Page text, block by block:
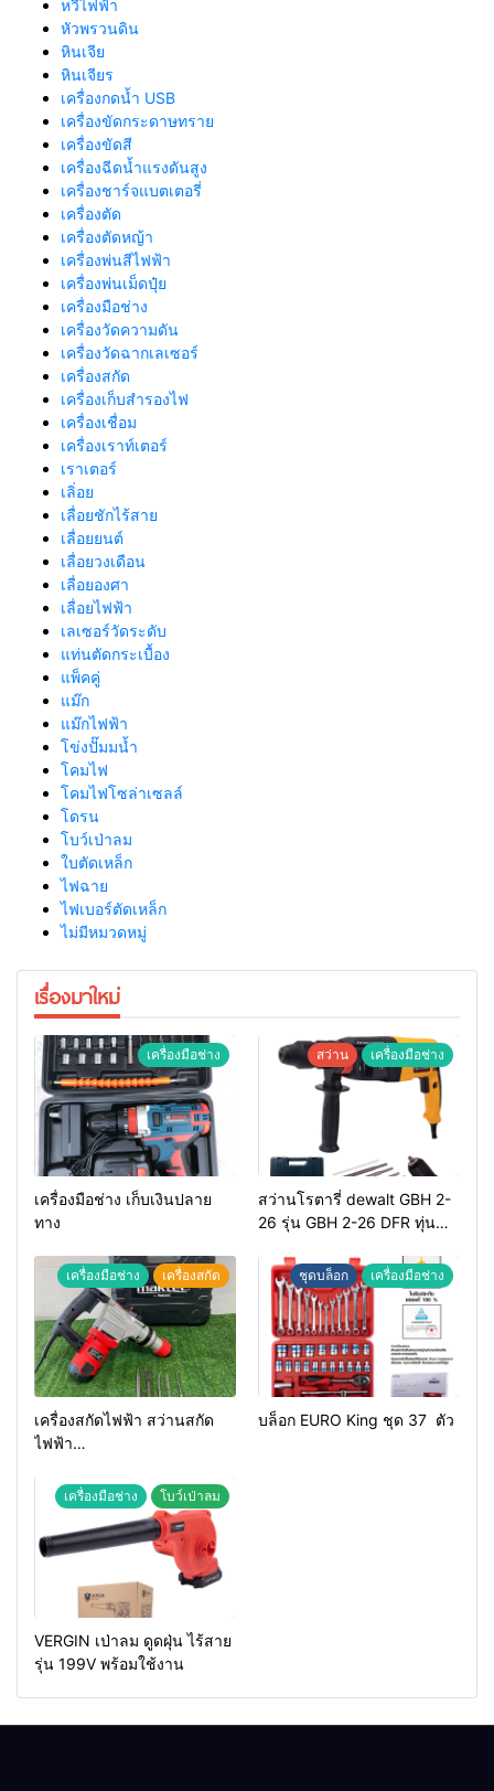
หวีไฟฟ้า
หัวพรวนดิน
หินเจีย
หินเจียร
เครื่องกดน้ำ USB
เครื่องขัดกระดาษทราย
เครื่องขัดสี
เครื่องฉีดน้ำแรงดันสูง
เครื่องชาร์จแบตเตอรี่
เครื่องตัด
เครื่องตัดหญ้า
เครื่องพ่นสีไฟฟ้า
เครื่องพ่นเม็ดปุ๋ย
เครื่องมือช่าง
เครื่องวัดความดัน
เครื่องวัดฉากเลเซอร์
เครื่องสกัด
เครื่องเก็บสํารองไฟ
เครื่องเชื่อม
เครื่องเราท์เตอร์
เราเตอร์
เลิ่อย
เลื่อยชักไร้สาย
เลื่อยยนต์
เลื่อยวงเดือน
เลื่อยองศา
เลื่อยไฟฟ้า
เลเซอร์วัดระดับ
แท่นตัดกระเบื้อง
แพ็คคู่
แม๊ก
แม๊กไฟฟ้า
โข่งปั๊มมน้ำ
โคมไฟ
โคมไฟโซล่าเซลล์
โดรน
โบว์เป่าลม
ใบตัดเหล็ก
ไฟฉาย
ไฟเบอร์ตัดเหล็ก
ไม่มีหมวดหมู่
เรื่องมาใหม่
เครื่องมือช่าง
เครื่องมือช่าง เก็บเงินปลาย
ทาง
สว่าน เครื่องมือช่าง
สว่านโรตารี่ dewalt GBH 2-
26 รุ่น GBH 2-26 DFR ทุ่น
เครื่องมือช่าง เครื่องสกัด
เครื่องสกัดไฟฟ้า สว่านสกัด
ไฟฟ้า
ชุดบล็อก เครื่องมือช่าง
บล็อก EURO King ชุด 37 ตัว
เครื่องมือช่าง โบว์เป่าลม
VERGIN เป่าลม ดูดฝุ่น ไร้สาย
รุ่น 199V พร้อมใช้งาน